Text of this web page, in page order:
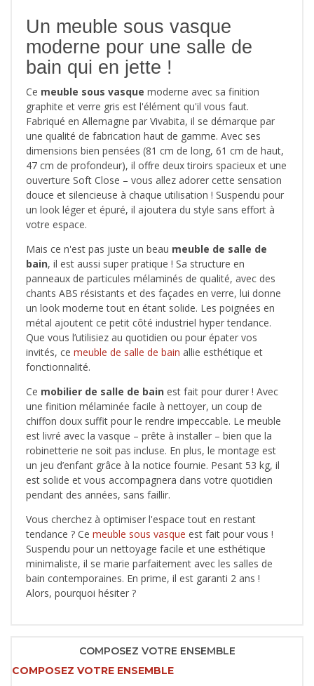
Un meuble sous vasque
moderne pour une salle de
bain qui en jette !
Ce meuble sous vasque moderne avec sa finition
graphite et verre gris est l'élément qu'il vous faut.
Fabriqué en Allemagne par Vivabita, il se démarque par
une qualité de fabrication haut de gamme. Avec ses
dimensions bien pensées (81 cm de long, 61 cm de haut,
47 cm de profondeur), il offre deux tiroirs spacieux et une
ouverture Soft Close – vous allez adorer cette sensation
douce et silencieuse à chaque utilisation ! Suspendu pour
un look léger et épuré, il ajoutera du style sans effort à
votre espace.
Mais ce n'est pas juste un beau meuble de salle de
bain, il est aussi super pratique ! Sa structure en
panneaux de particules mélaminés de qualité, avec des
chants ABS résistants et des façades en verre, lui donne
un look moderne tout en étant solide. Les poignées en
métal ajoutent ce petit côté industriel hyper tendance.
Que vous l’utilisiez au quotidien ou pour épater vos
invités, ce meuble de salle de bain allie esthétique et
fonctionnalité.
Ce mobilier de salle de bain est fait pour durer ! Avec
une finition mélaminée facile à nettoyer, un coup de
chiffon doux suffit pour le rendre impeccable. Le meuble
est livré avec la vasque – prête à installer – bien que la
robinetterie ne soit pas incluse. En plus, le montage est
un jeu d’enfant grâce à la notice fournie. Pesant 53 kg, il
est solide et vous accompagnera dans votre quotidien
pendant des années, sans faillir.
Vous cherchez à optimiser l'espace tout en restant
tendance ? Ce meuble sous vasque est fait pour vous !
Suspendu pour un nettoyage facile et une esthétique
minimaliste, il se marie parfaitement avec les salles de
bain contemporaines. En prime, il est garanti 2 ans !
Alors, pourquoi hésiter ?
COMPOSEZ VOTRE ENSEMBLE
COMPOSEZ VOTRE ENSEMBLE